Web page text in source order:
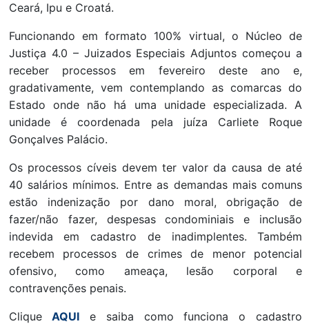
Ceará, Ipu e Croatá.
Funcionando em formato 100% virtual, o Núcleo de
Justiça 4.0 – Juizados Especiais Adjuntos começou a
receber processos em fevereiro deste ano e,
gradativamente, vem contemplando as comarcas do
Estado onde não há uma unidade especializada. A
unidade é coordenada pela juíza Carliete Roque
Gonçalves Palácio.
Os processos cíveis devem ter valor da causa de até
40 salários mínimos. Entre as demandas mais comuns
estão indenização por dano moral, obrigação de
fazer/não fazer, despesas condominiais e inclusão
indevida em cadastro de inadimplentes. Também
recebem processos de crimes de menor potencial
ofensivo, como ameaça, lesão corporal e
contravenções penais.
CliqueAQUIe saiba como funciona o cadastro